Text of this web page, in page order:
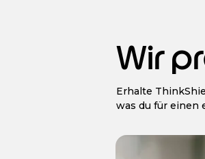
Wir
Erhalte
was du für einen